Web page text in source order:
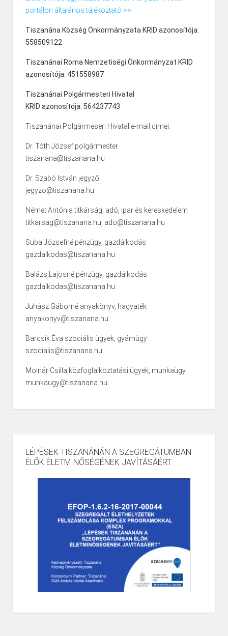
portálon általános tájékoztató >>
Tiszanána Község Önkormányzata KRID azonosítója:
558509122
Tiszanánai Roma Nemzetiségi Önkormányzat KRID
azonosítója: 451558987
Tiszanánai Polgármesteri Hivatal
KRID azonosítója: 564237743
Tiszanánai Polgármeseri Hivatal e-mail címei:
Dr. Tóth József polgármester
tiszanana@tiszanana.hu
Dr. Szabó István jegyző
jegyzo@tiszanana.hu
Német Antónia titkárság, adó, ipar és kereskedelem
titkarsag@tiszanana.hu, ado@tiszanana.hu
Suba Józsefné pénzügy, gazdálkodás
gazdalkodas@tiszanana.hu
Balázs Lajosné pénzügy, gazdálkodás
gazdalkodas@tiszanana.hu
Juhász Gáborné anyakönyv, hagyaték
anyakonyv@tiszanana.hu
Barcsik Éva szociális ügyek, gyámügy
szocialis@tiszanana.hu
Molnár Csilla közfoglalkoztatási ügyek, munkaügy
munkaugy@tiszanana.hu
LÉPÉSEK TISZANÁNÁN A SZEGREGÁTUMBAN
ÉLŐK ÉLETMINŐSÉGÉNEK JAVÍTÁSÁÉRT